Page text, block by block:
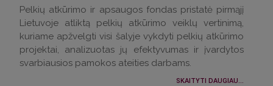
Pelkių atkūrimo ir apsaugos fondas pristatė pirmąjį
Lietuvoje atliktą pelkių atkūrimo veiklų vertinimą,
kuriame apžvelgti visi šalyje vykdyti pelkių atkūrimo
projektai, analizuotas jų efektyvumas ir įvardytos
svarbiausios pamokos ateities darbams.
SKAITYTI DAUGIAU...